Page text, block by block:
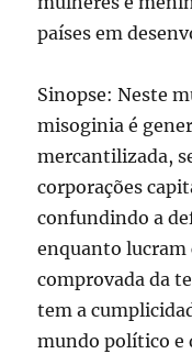
países em
Sinopse: Neste
misoginia é
mercantilizada,
corporações
confundindo a
enquanto lucram
comprovada da
tem a
mundo político e